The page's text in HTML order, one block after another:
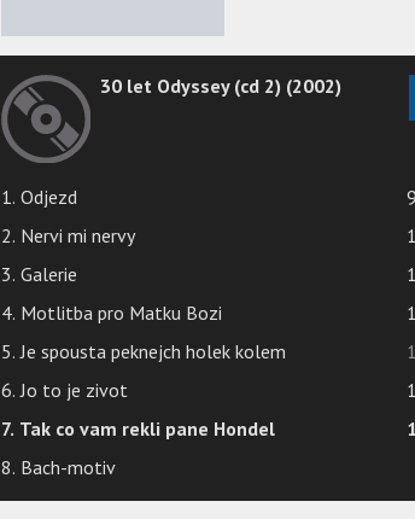
30 let Odyssey (cd 2) (2002)
1. Odjezd
2. Nervi mi nervy
3. Galerie
4. Motlitba pro Matku Bozi
5. Je spousta peknejch holek kolem
6. Jo to je zivot
7. Tak co vam rekli pane Hondel
8. Bach-motiv